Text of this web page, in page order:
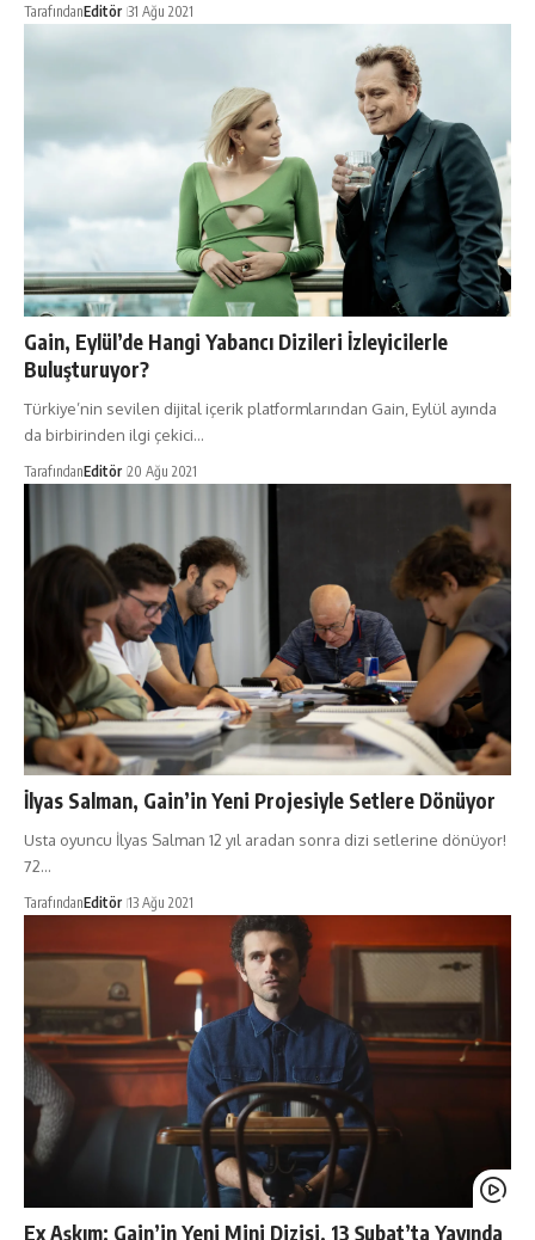
TarafındanEditör 31 Ağu 2021
Gain, Eylül’de Hangi Yabancı Dizileri İzleyicilerle
Buluşturuyor?
Türkiye’nin sevilen dijital içerik platformlarından Gain, Eylül ayında
da birbirinden ilgi çekici…
TarafındanEditör 20 Ağu 2021
İlyas Salman, Gain’in Yeni Projesiyle Setlere Dönüyor
Usta oyuncu İlyas Salman 12 yıl aradan sonra dizi setlerine dönüyor!
72…
TarafındanEditör 13 Ağu 2021
Ex Aşkım: Gain’in Yeni Mini Dizisi, 13 Şubat’ta Yayında